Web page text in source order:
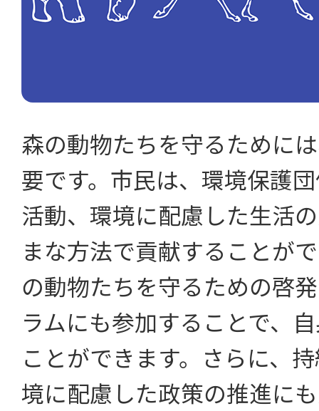
森の動物たちを守るために
要です。市民は、環境保護
活動、環境に配慮した生活
まな方法で貢献することが
の動物たちを守るための啓
ラムにも参加することで、
ことができます。さらに、
境に配慮した政策の推進に